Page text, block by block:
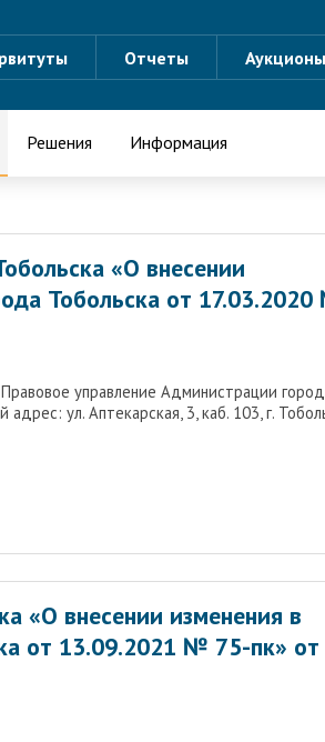
Отчеты Аукционы
Решения Информация
«О внесении
Тобольска от
управление Администрации
адрес: ул. Аптекарская, 3, каб. 103, г.
«О внесении изменения в
от 13.09.2021 № 75-пк» от